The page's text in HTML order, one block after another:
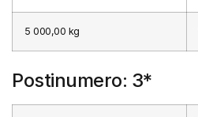
5 000,00 kg
Postinumero: 3*